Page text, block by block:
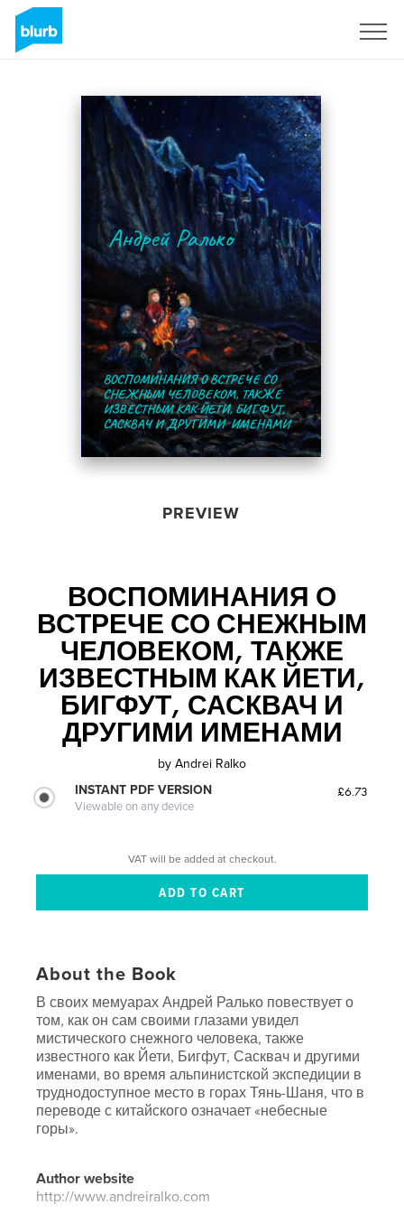
PREVIEW
ВОСПОМИНАНИЯ О
ВСТРЕЧЕ СО СНЕЖНЫМ
ЧЕЛОВЕКОМ, ТАКЖЕ
ИЗВЕСТНЫМ КАК ЙЕТИ,
БИГФУТ, САСКВАЧ И
ДРУГИМИ ИМЕНАМИ
by Andrei Ralko
INSTANT PDF VERSION
Viewable on any device
£6.73
VAT will be added at checkout.
About the Book
В своих мемуарах Андрей Ралько повествует о
том, как он сам своими глазами увидел
мистического снежного человека, также
известного как Йети, Бигфут, Сасквач и другими
именами, во время альпинистской экспедиции в
труднодоступное место в горах Тянь-Шаня, что в
переводе с китайского означает «небесные
горы».
Author website
http://www.andreiralko.com